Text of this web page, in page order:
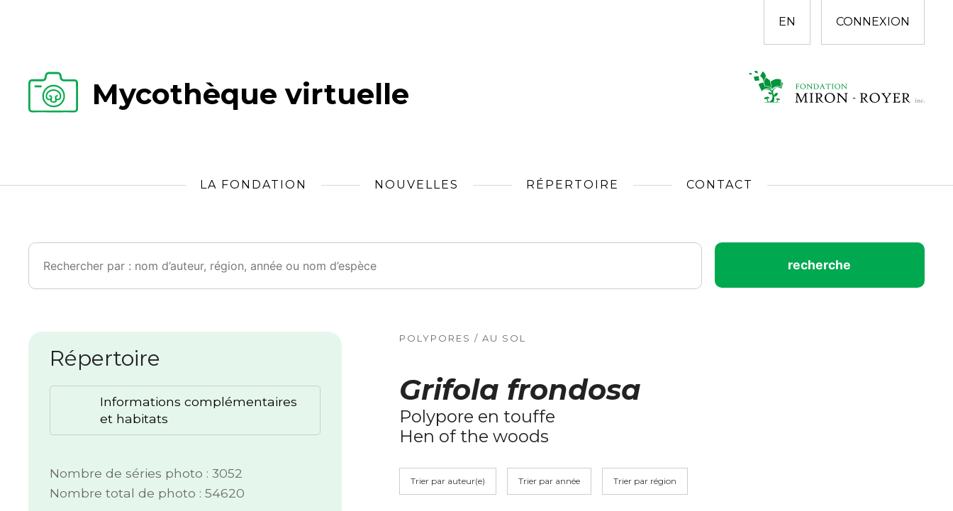
EN CONNEXION
Mycothèque virtuelle
LA FONDATION NOUVELLES RÉPERTOIRE CONTACT
Rechercher :
Répertoire
Informations complémentaires
et habitats
Nombre de séries photo : 3052
Nombre total de photo : 54620
POLYPORES / AU SOL
Grifola frondosa
Polypore en touffe
Hen of the woods
Trier par auteur(e) Trier par année Trier par région